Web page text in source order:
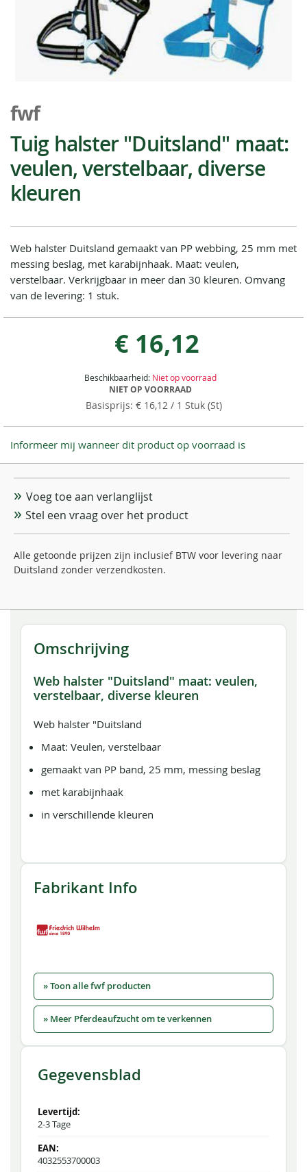
naar
het
begin
van
de
afbeeldingen-
gallerij
fwf
Tuig halster "Duitsland" maat:
veulen, verstelbaar, diverse
kleuren
Web halster Duitsland gemaakt van PP webbing, 25 mm met
messing beslag, met karabijnhaak. Maat: veulen,
verstelbaar. Verkrijgbaar in meer dan 30 kleuren. Omvang
van de levering: 1 stuk.
€ 16,12
€ 16,12/ 1 Stuk (St)
Beschikbaarheid: Niet op voorraad
NIET OP VOORRAAD
Informeer mij wanneer dit product op voorraad is
Voeg toe aan verlanglijst
Stel een vraag over het product
Alle getoonde prijzen zijn inclusief BTW voor levering naar
Duitsland zonder verzendkosten.
Omschrijving
Web halster "Duitsland" maat: veulen,
verstelbaar, diverse kleuren
Web halster "Duitsland
Maat: Veulen, verstelbaar
gemaakt van PP band, 25 mm, messing beslag
met karabijnhaak
in verschillende kleuren
Fabrikant Info
» Toon alle fwf producten
» Meer Pferdeaufzucht om te verkennen
Gegevensblad
2-3 Tage
4032553700003